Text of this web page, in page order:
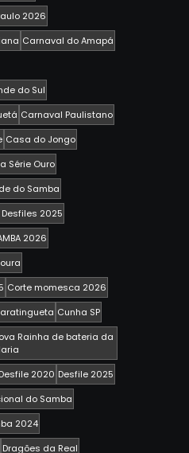
2026
Carnaval do Amapá
do Sul
Carnaval Paulistano
Casa do Jongo
Série Ouro
do Samba
2025
2026
Corte momesca 2026
Cunha SP
Rainha de bateria da
Desfile 2020 Desfile 2025
do Samba
2024
Dragões da Real